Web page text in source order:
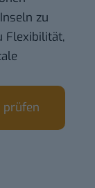
zu
Flexibilität,